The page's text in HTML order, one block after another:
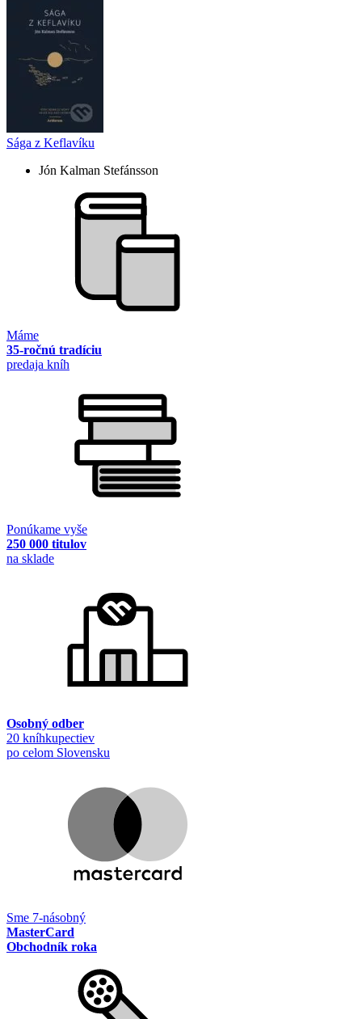
Sága z Keflavíku
Jón Kalman Stefánsson
Máme
35-ročnú tradíciu
predaja kníh
Ponúkame vyše
250 000 titulov
na sklade
Osobný odber
20 kníhkupectiev
po celom Slovensku
Sme 7-násobný
MasterCard
Obchodník roka